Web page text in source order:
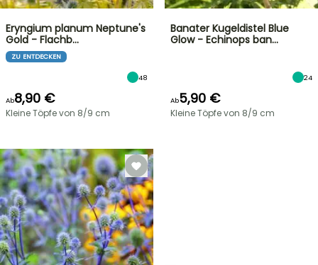
Eryngium planum Neptune's
Gold - Flachb…
ZU ENTDECKEN
48
Ab8,90 €
Kleine Töpfe von 8/9 cm
Banater Kugeldistel Blue
Glow - Echinops ban…
24
Ab5,90 €
Kleine Töpfe von 8/9 cm